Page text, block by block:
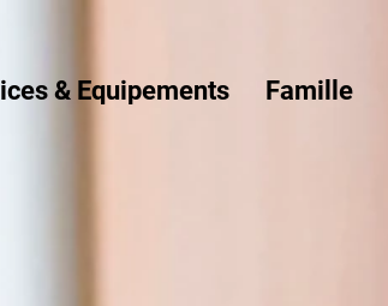
& Equipements Famille